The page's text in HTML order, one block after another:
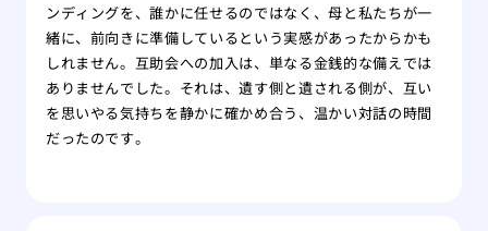
ンディングを、誰かに任せるのではなく、母と私たちが一
緒に、前向きに準備しているという実感があったからかも
しれません。互助会への加入は、単なる金銭的な備えでは
ありませんでした。それは、遺す側と遺される側が、互い
を思いやる気持ちを静かに確かめ合う、温かい対話の時間
だったのです。